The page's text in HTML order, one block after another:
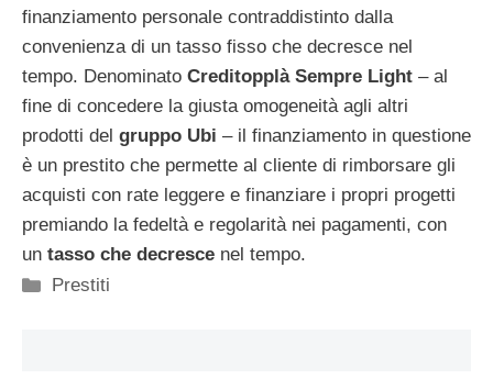
finanziamento personale contraddistinto dalla
convenienza di un tasso fisso che decresce nel
tempo. Denominato Creditopplà Sempre Light – al
fine di concedere la giusta omogeneità agli altri
prodotti del gruppo Ubi – il finanziamento in questione
è un prestito che permette al cliente di rimborsare gli
acquisti con rate leggere e finanziare i propri progetti
premiando la fedeltà e regolarità nei pagamenti, con
un tasso che decresce nel tempo.
Categorie
Prestiti